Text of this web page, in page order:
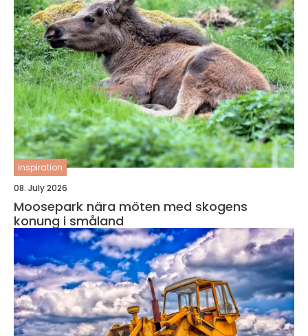
inspiration
08. July 2026
Moosepark nära möten med skogens
konung i småland